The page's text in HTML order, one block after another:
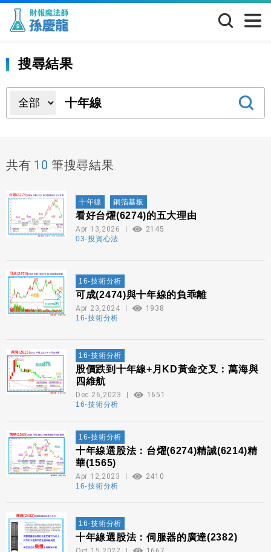
搜尋結果
共有 10 筆搜尋結果
十年線 銅箔基板
看好台燿(6274)的五大理由
Apr 13,2026
2145
03-投資心法
16-技術分析
可成(2474)與十年線的負乖離
Apr 23,2024
1938
16-技術分析
16-技術分析
股價跌到十年線+月KD黃金交叉：萬海與
四維航
Dec 26,2023
1651
16-技術分析
16-技術分析
十年線選股法：台燿(6274)精誠(6214)精
華(1565)
Apr 12,2023
2410
16-技術分析
16-技術分析
十年線選股法：伺服器的廣達(2382)